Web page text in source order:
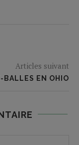
Articles suivant
BALLES EN OHIO